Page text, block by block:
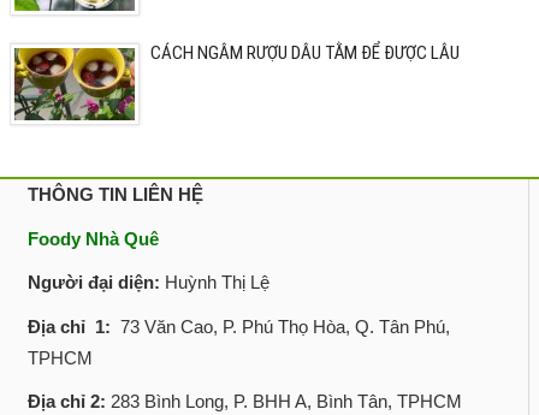
CÁCH NGÂM RƯỢU DÂU TẰM ĐỂ ĐƯỢC LÂU
THÔNG TIN LIÊN HỆ
Foody Nhà Quê
Người đại diện: Huỳnh Thị Lệ
Địa chỉ 1: 73 Văn Cao, P. Phú Thọ Hòa, Q. Tân Phú,
TPHCM
Địa chỉ 2: 283 Bình Long, P. BHH A, Bình Tân, TPHCM